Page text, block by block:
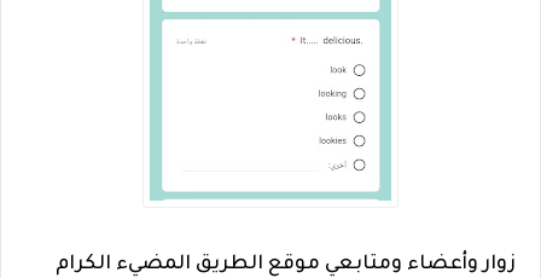
زوار وأعضاء ومتابعي موقع الطريق المضيء الكرام